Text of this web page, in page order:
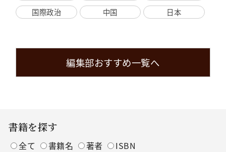
国際政治
中国 日本
編集部おすすめ一覧へ
書籍を探す
全て 書籍名 著者 ISBN